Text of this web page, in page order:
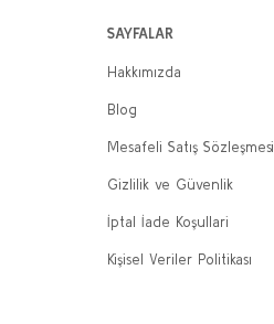
SAYFALAR
Hakkımızda
Blog
Mesafeli Satış Sözleşmesi
Gizlilik ve Güvenlik
İptal İade Koşullari
Kişisel Veriler Politikası